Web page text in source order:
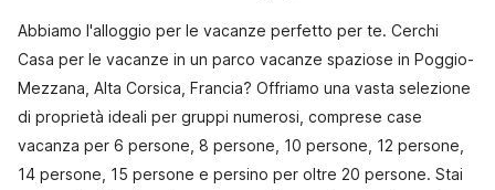
Abbiamo l'alloggio per le vacanze perfetto per te. Cerchi
Casa per le vacanze in un parco vacanze spaziose in Poggio-
Mezzana, Alta Corsica, Francia? Offriamo una vasta selezione
di proprietà ideali per gruppi numerosi, comprese case
vacanza per 6 persone, 8 persone, 10 persone, 12 persone,
14 persone, 15 persone e persino per oltre 20 persone. Stai